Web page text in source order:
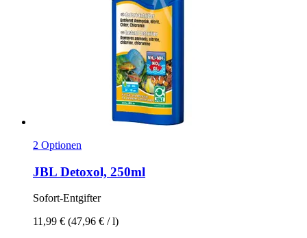
2 Optionen
JBL Detoxol, 250ml
Sofort-​Entgifter
11,99 € (47,96 € / l)